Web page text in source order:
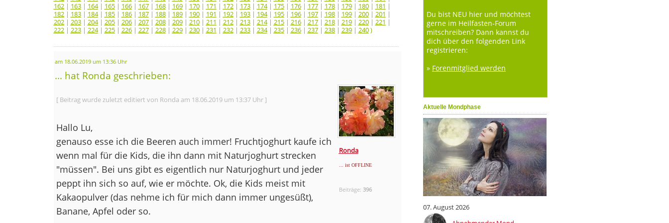
Du bist NEU hier und möchtest
gerne im Heilfasten-Forum
mitschreiben? Dann kannst du
dich über den folgenden Link
registrieren:
» Forenmitglied werden
Aktuelle Mondphase
07. August 2026
162| 163| 164| 165| 166| 167| 168| 169| 170| 171 | 172| 173| 174| 175| 176| 177| 178| 179| 180| 181 |
182| 183| 184| 185| 186| 187| 188| 189| 190| 191 | 192| 193| 194| 195| 196| 197| 198| 199| 200| 201 |
202| 203| 204| 205| 206| 207| 208| 209| 210| 211 | 212| 213| 214| 215| 216| 217| 218| 219| 220| 221 |
222| 223| 224| 225| 226| 227| 228| 229| 230| 231 | 232| 233| 234| 235| 236| 237| 238| 239| 240)
am 18.06.2019 um 13:36 Uhr
... hat Ronda geschrieben:
Ronda
... ist OFFLINE
Beiträge: 396
[ Beitrag wurde zuletzt editiert von Ronda am 18.06.2019 um 13:37 Uhr ]
Hallo Lu,
genauso esse ich die Beeren auch immer! Fruchtjoghurt kaufe ich
wenn mal für die Kids, die ihn dann mit Naturjoghurt strecken
"müssen". Bei uns gibt es eigentlich nur Naturjoghurt und jeder
peppt ihn sich so auf, wie er möchte. Ok, die Kids meist mit
Kakaopulver (das nehme ich für mich dann immer ungesüßt),
Banane, Apfel oder so.